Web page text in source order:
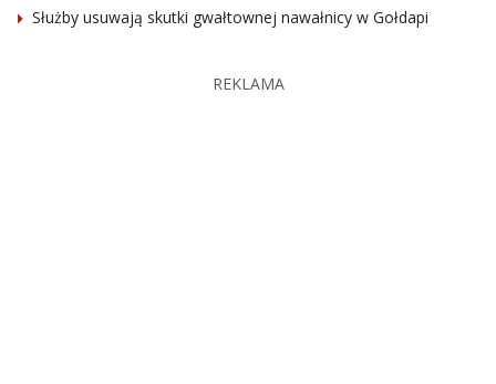
Służby usuwają skutki gwałtownej nawałnicy w Gołdapi
REKLAMA